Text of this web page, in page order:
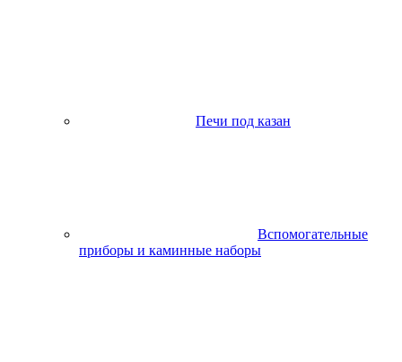
Печи под казан
Вспомогательные
приборы и каминные наборы